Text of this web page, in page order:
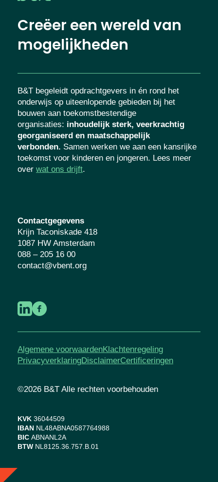
Creëer een wereld van
mogelijkheden
B&T begeleidt opdrachtgevers in én rond het
onderwijs op uiteenlopende gebieden bij het
bouwen aan toekomstbestendige
organisaties: inhoudelijk sterk, veerkrachtig
georganiseerd en maatschappelijk
verbonden. Samen werken we aan een kansrijke
toekomst voor kinderen en jongeren. Lees meer
over wat ons drijft.
Contactgegevens
Krijn Taconiskade 418
1087 HW Amsterdam
088 – 205 16 00
contact@vbent.org
Algemene voorwaardenKlachtenregeling
PrivacyverklaringDisclaimerCertificeringen
©2026 B&T Alle rechten voorbehouden
KVK 36044509
IBAN NL48ABNA0587764988
BIC ABNANL2A
BTW NL8125.36.757.B.01